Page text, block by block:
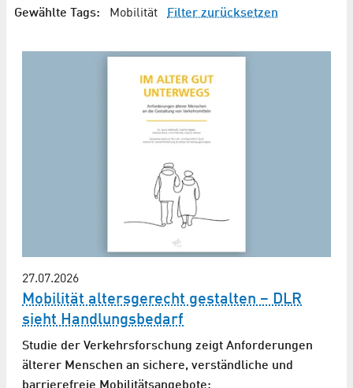
Gewählte Tags: Mobilität Filter zurücksetzen
27.07.2026
Mobilität altersgerecht gestalten – DLR
sieht Handlungsbedarf
Studie der Verkehrsforschung zeigt Anforderungen
älterer Menschen an sichere, verständliche und